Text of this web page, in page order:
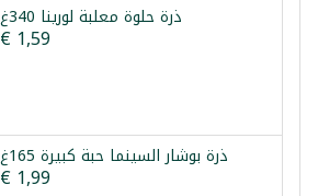
ذرة حلوة معلبة لورينا 340غ
€ 1,59
ذرة بوشار السينما حبة كبيرة 165غ
€ 1,99